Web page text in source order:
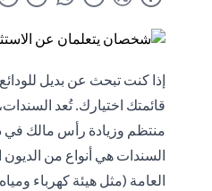
إذا كنت تبحث عن بديل
قائمتك اختيارك. تُعد
منتظم وزيادة رأس مالك في
السندات هي أنواع من
العامة (مثل هيئة كهرباء